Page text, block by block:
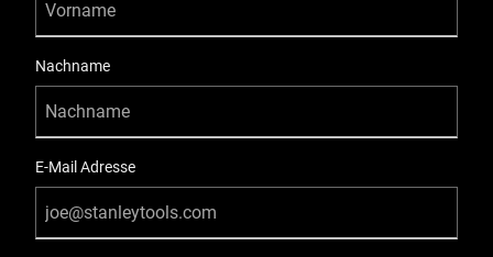
Nachname
E-Mail Adresse